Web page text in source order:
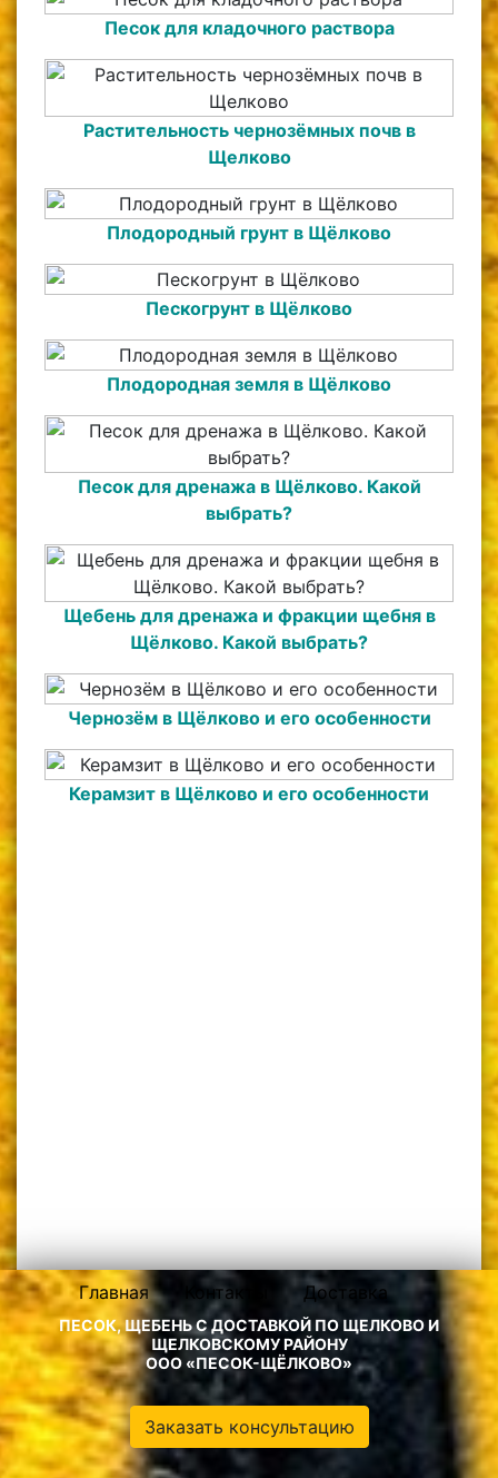
Песок для кладочного раствора
Растительность чернозёмных почв в
Щелково
Плодородный грунт в Щёлково
Пескогрунт в Щёлково
Плодородная земля в Щёлково
Песок для дренажа в Щёлково. Какой
выбрать?
Щебень для дренажа и фракции щебня в
Щёлково. Какой выбрать?
Чернозём в Щёлково и его особенности
Керамзит в Щёлково и его особенности
Главная Контакты Доставка
ПЕСОК, ЩЕБЕНЬ С ДОСТАВКОЙ ПО ЩЕЛКОВО И
ЩЕЛКОВСКОМУ РАЙОНУ
ООО «ПЕСОК-ЩЁЛКОВО»
Заказать консультацию